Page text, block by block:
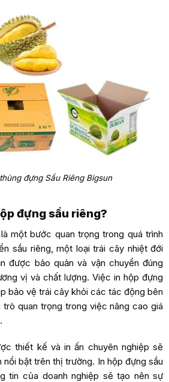
đựng Sầu Riêng Bigsun
đựng sầu riêng?
một bước quan trọng trong quá trình
sầu riêng, một loại trái cây nhiệt đới
được bảo quản và vận chuyển đúng
vị và chất lượng. Việc in hộp đựng
bảo vệ trái cây khỏi các tác động bên
quan trọng trong việc nâng cao giá
thiết kế và in ấn chuyên nghiệp sẽ
nổi bật trên thị trường. In hộp đựng sầu
tin của doanh nghiệp sẽ tạo nên sự